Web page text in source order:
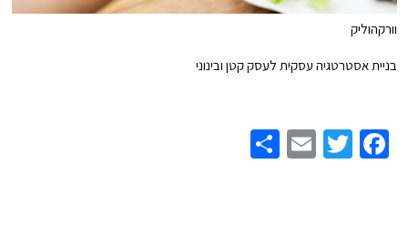
וורקהוליק
בניית אסטרטגיה עסקית לעסק קטן ובינוני
Facebook
Twitter
Email